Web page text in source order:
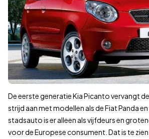
De eerste generatie Kia Picanto vervangt
strijd aan met modellen als de Fiat Panda
stadsauto is er alleen als vijfdeurs en
voor de Europese consument. Dat is te